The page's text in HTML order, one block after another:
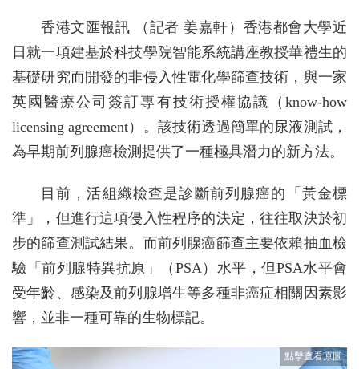
香港文匯報訊 （記者 姜嘉軒）香港都會大學近
日就一項建基於科技學院智能系統講座教授華禮生的
基礎研究而開發的非侵入性電化學篩查技術，與一家
英國醫療公司簽訂專有技術授權協議（know-how
licensing agreement）。該技術透過簡單的尿液測試，
為早期前列腺癌檢測提供了一種極具潛力的新方法。
目前，活組織檢查是診斷前列腺癌的「黃金標
準」，但進行這項侵入性程序的決定，往往取決於初
步的篩查測試結果。而前列腺癌篩查主要依賴抽血檢
驗「前列腺特異抗原」（PSA）水平，但PSA水平會
受年齡、感染及前列腺增生等多種非癌症相關因素影
響，並非一種可靠的生物標記。